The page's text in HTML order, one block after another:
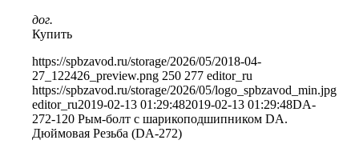
дог.
Купить
https://spbzavod.ru/storage/2026/05/2018-04-
27_122426_preview.png 250 277 editor_ru
https://spbzavod.ru/storage/2026/05/logo_spbzavod_min.jpg
editor_ru2019-02-13 01:29:482019-02-13 01:29:48DA-
272-120 Рым-болт с шарикоподшипником DA.
Дюймовая Резьба (DA-272)